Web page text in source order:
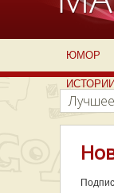
ЮМОР
ИСТОРИИ
Лучшее